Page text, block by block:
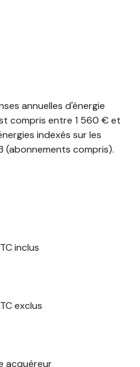
annuelles d'énergie
compris entre 1 560 € et
indexés sur les
(abonnements compris).
inclus
exclus
acquéreur